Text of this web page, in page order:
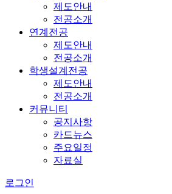
제도안내
전공소개
연계전공
제도안내
전공소개
학생설계전공
제도안내
전공소개
커뮤니티
공지사항
카드뉴스
주요일정
자료실
로그인